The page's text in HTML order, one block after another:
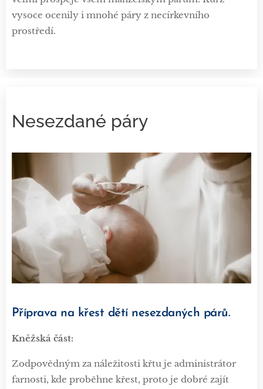
vysoce ocenily i mnohé páry z necírkevního
prostředí.
Nesezdané páry
Příprava na křest dětí nesezdaných párů.
Kněžská část:
Zodpovědným za náležitosti křtu je administrátor
farnosti, kde proběhne křest, proto je dobré zajít